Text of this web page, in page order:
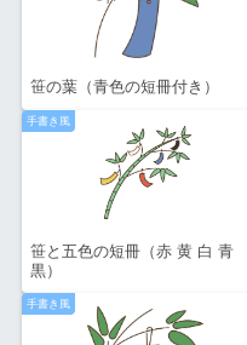
笹の葉（青色の短冊付き）
手書き風
笹と五色の短冊（赤 黄 白 青
黒）
手書き風